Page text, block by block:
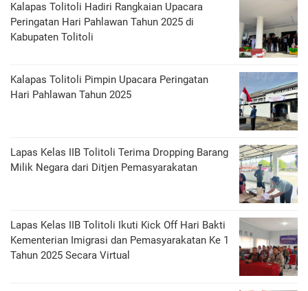
Kalapas Tolitoli Hadiri Rangkaian Upacara
Peringatan Hari Pahlawan Tahun 2025 di
Kabupaten Tolitoli
Kalapas Tolitoli Pimpin Upacara Peringatan
Hari Pahlawan Tahun 2025
Lapas Kelas IIB Tolitoli Terima Dropping Barang
Milik Negara dari Ditjen Pemasyarakatan
Lapas Kelas IIB Tolitoli Ikuti Kick Off Hari Bakti
Kementerian Imigrasi dan Pemasyarakatan Ke 1
Tahun 2025 Secara Virtual